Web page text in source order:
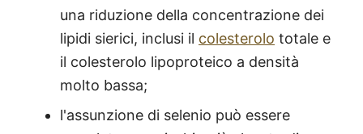
una riduzione della concentrazione dei
lipidi sierici, inclusi il colesterolo totale e
il colesterolo lipoproteico a densità
molto bassa;
l'assunzione di selenio può essere